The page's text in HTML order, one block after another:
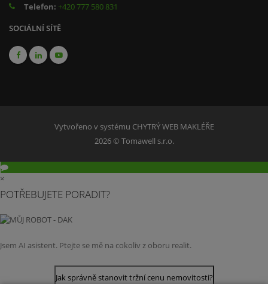
Telefon: +420 777 580 831
SOCIÁLNÍ SÍTĚ
Vytvořeno v systému CHYTRÝ WEB MAKLÉŘE
2026 © Tomawell s.r.o.
×
POTŘEBUJETE PORADIT?
Jsem AI asistent. Ptejte se mě na cokoliv z oboru realit.
Jak správně stanovit tržní cenu nemovitosti?